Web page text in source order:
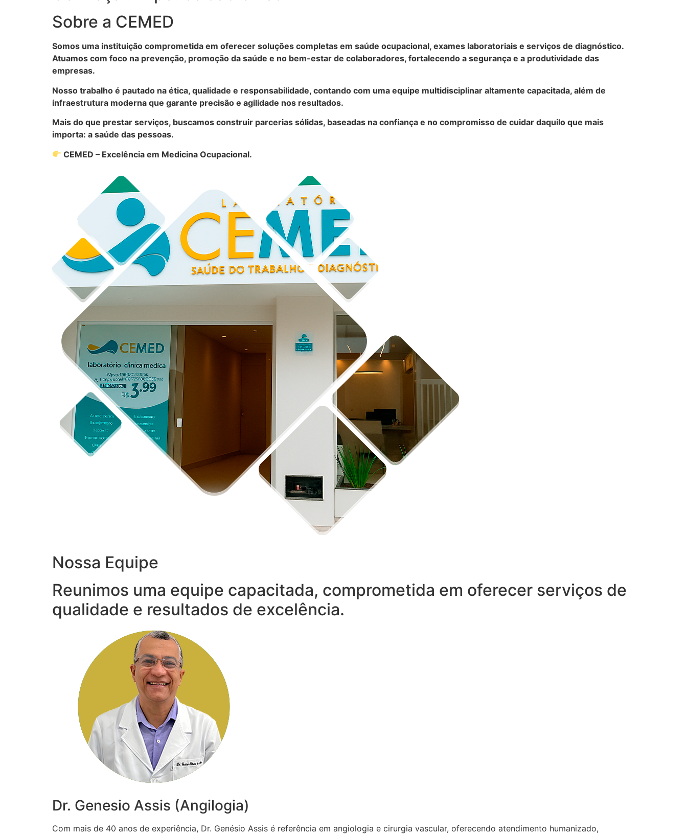
Sobre a CEMED
Somos uma instituição comprometida em oferecer soluções completas em saúde ocupacional, exames laboratoriais e serviços de diagnóstico.
Atuamos com foco na prevenção, promoção da saúde e no bem-estar de colaboradores, fortalecendo a segurança e a produtividade das
empresas.
Nosso trabalho é pautado na ética, qualidade e responsabilidade, contando com uma equipe multidisciplinar altamente capacitada, além de
infraestrutura moderna que garante precisão e agilidade nos resultados.
Mais do que prestar serviços, buscamos construir parcerias sólidas, baseadas na confiança e no compromisso de cuidar daquilo que mais
importa: a saúde das pessoas.
CEMED – Excelência em Medicina Ocupacional.
Nossa Equipe
Reunimos uma equipe capacitada, comprometida em oferecer serviços de
qualidade e resultados de excelência.
Dr. Genesio Assis (Angilogia)
Com mais de 40 anos de experiência, Dr. Genésio Assis é referência em angiologia e cirurgia vascular, oferecendo atendimento humanizado,